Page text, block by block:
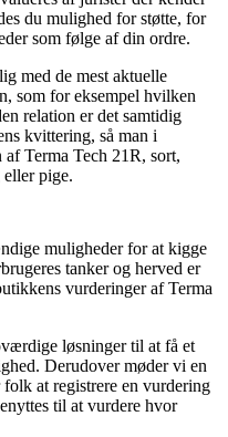
du mulighed for støtte, for
som følge af din ordre.
med de mest aktuelle
som for eksempel hvilken
relation er det samtidig
kvittering, så man i
Terma Tech 21R, sort,
eller pige.
muligheder for at kigge
tanker og herved er
vurderinger af Terma
løsninger til at få et
Derudover møder vi en
at registrere en vurdering
til at vurdere hvor